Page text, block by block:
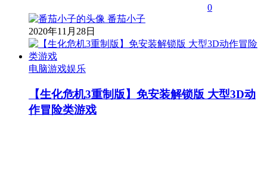
0
番茄小子
2020年11月28日
电脑游戏娱乐
【生化危机3重制版】免安装解锁版 大型3D动
作冒险类游戏